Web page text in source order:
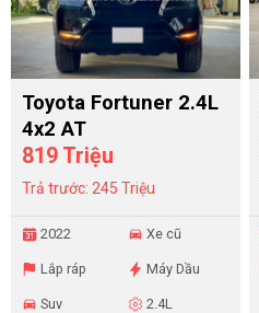
Toyota Fortuner 2.4L
4x2 AT
819 Triệu
Trả trước: 245 Triệu
2022 Xe cũ
Lắp ráp Máy Dầu
Suv 2.4L